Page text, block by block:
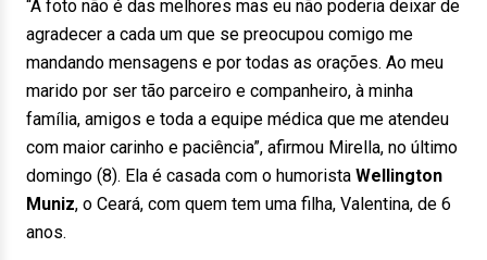
“A foto não é das melhores mas eu não poderia deixar de
agradecer a cada um que se preocupou comigo me
mandando mensagens e por todas as orações. Ao meu
marido por ser tão parceiro e companheiro, à minha
família, amigos e toda a equipe médica que me atendeu
com maior carinho e paciência”, afirmou Mirella, no último
domingo (8). Ela é casada com o humorista Wellington
Muniz, o Ceará, com quem tem uma filha, Valentina, de 6
anos.